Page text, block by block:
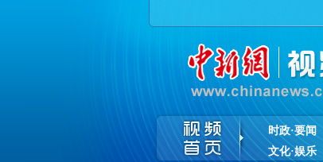
时政·要闻
文化·娱乐